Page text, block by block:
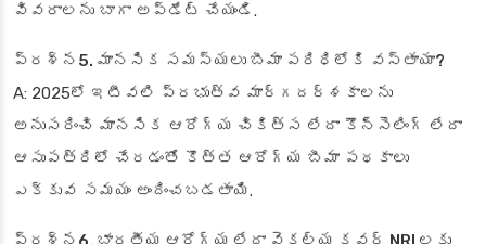
వివరాలను బాగా అప్‌డేట్ చేయండి.
ప్రశ్న5. మానసిక సమస్యలు బీమా పరిధిలోకి వస్తాయా?
A: 2025లో ఇటీవలి ప్రభుత్వ మార్గదర్శకాలను
అనుసరించి మానసిక ఆరోగ్య చికిత్స లేదా కౌన్సెలింగ్ లేదా
ఆసుపత్రిలో చేరడంతో కొత్త ఆరోగ్య బీమా పథకాలు
ఎక్కువ సమయం అందించబడతాయి.